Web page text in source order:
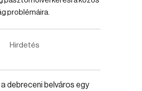
problémáira.
Hirdetés